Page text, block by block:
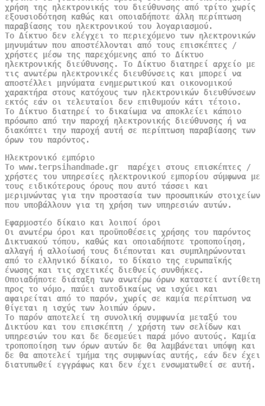
χρήση της ηλεκτρονικής του διεύθυνσης από τρίτο χωρίς
εξουσιοδότηση καθώς και οποιαδήποτε άλλη περίπτωση
παραβίασης του ηλεκτρονικού του λογαριασμού.
Το Δίκτυο δεν ελέγχει το περιεχόμενο των ηλεκτρονικών
μηνυμάτων που αποστέλλονται από τους επισκέπτες /
χρήστες μέσω της παρεχόμενης από το Δίκτυο
ηλεκτρονικής διεύθυνσης. Το Δίκτυο διατηρεί αρχείο με
τις ανωτέρω ηλεκτρονικές διευθύνσεις και μπορεί να
αποστέλλει μηνύματα ενημερωτικού και οικονομικού
χαρακτήρα στους κατόχους των ηλεκτρονικών διευθύνσεων
εκτός εάν οι τελευταίοι δεν επιθυμούν κάτι τέτοιο.
Το Δίκτυο διατηρεί το δικαίωμα να αποκλείει κάποιο
πρόσωπο από την παροχή ηλεκτρονικής διεύθυνσης ή να
διακόπτει την παροχή αυτή σε περίπτωση παραβίασης των
όρων του παρόντος.
Ηλεκτρονικό εμπόριο
Το www.terpsihandmade.gr παρέχει στους επισκέπτες /
χρήστες του υπηρεσίες ηλεκτρονικού εμπορίου σύμφωνα με
τους ειδικότερους όρους που αυτό τάσσει και
μεριμνώντας για την προστασία των προσωπικών στοιχείων
που υποβάλλουν για τη χρήση των υπηρεσιών αυτών.
Εφαρμοστέο δίκαιο και λοιποί όροι
Οι ανωτέρω όροι και προϋποθέσεις χρήσης του παρόντος
Δικτυακού τόπου, καθώς και οποιαδήποτε τροποποίηση,
αλλαγή ή αλλοίωσή τους διέπονται και συμπληρώνονται
από το ελληνικό δίκαιο, το δίκαιο της ευρωπαϊκής
ένωσης και τις σχετικές διεθνείς συνθήκες.
Οποιαδήποτε διάταξη των ανωτέρω όρων καταστεί αντίθετη
προς το νόμο, παύει αυτοδικαίως να ισχύει και
αφαιρείται από το παρόν, χωρίς σε καμία περίπτωση να
θίγεται η ισχύς των λοιπών όρων.
Το παρόν αποτελεί τη συνολική συμφωνία μεταξύ του
Δικτύου και του επισκέπτη / χρήστη των σελίδων και
υπηρεσιών του και δε δεσμεύει παρά μόνο αυτούς. Καμία
τροποποίηση των όρων αυτών δε θα λαμβάνεται υπόψη και
δε θα αποτελεί τμήμα της συμφωνίας αυτής, εάν δεν έχει
διατυπωθεί εγγράφως και δεν έχει ενσωματωθεί σε αυτή.